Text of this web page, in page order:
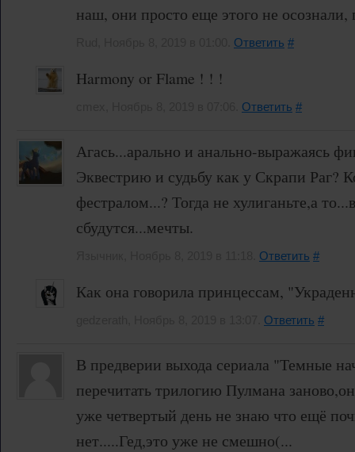
наш, они просто еще этого не осознали,
Ответить #
Harmony or Flame ! ! !
Ответить #
Агась...арально и анально-выражаясь
Эквестрию и судьбу как у Скрапи Раг?
фестралом...? Тогда не хулиганьте,а
сбудутся...мечты.
Ответить #
Как она говорила принцессам,
Ответить #
В предверии выхода сериала "Темные
перечитать трилогию Пулмана
уже четвертый день не знаю что ещё
нет.....Гед,это уже не смешно(...